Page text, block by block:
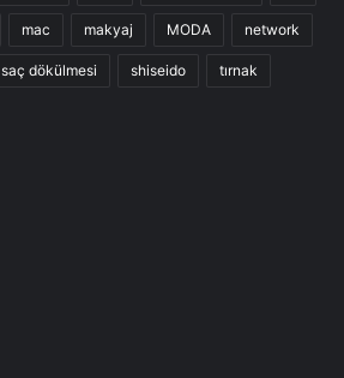
mac makyaj MODA network
saç dökülmesi shiseido tırnak